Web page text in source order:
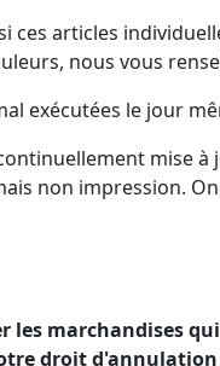
articles
nous vous
exécutées le jour
mise à
non impression.
les marchandises
droit